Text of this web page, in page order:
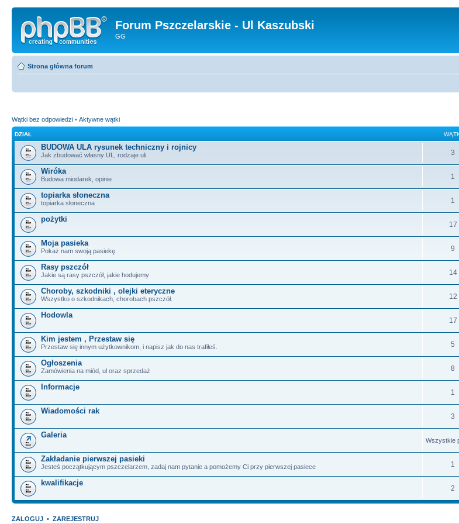
Forum Pszczelarskie - Ul Kaszubski
GG
Strona główna forum
Wątki bez odpowiedzi • Aktywne wątki
DZIAŁ
BUDOWA ULA rysunek techniczny i rojnicy
Jak zbudować własny UL, rodzaje uli 3
Wiróka
Budowa miodarek, opinie 1
topiarka słoneczna
topiarka słoneczna 1
pożytki
17
Moja pasieka
Pokaż nam swoją pasiekę. 9
Rasy pszczół
Jakie są rasy pszczół, jakie hodujemy 14
Choroby, szkodniki , olejki eteryczne
Wszystko o szkodnikach, chorobach pszczół. 12
Hodowla
17
Kim jestem , Przestaw się
Przestaw się innym użytkownikom, i napisz jak do nas trafiłeś. 5
Ogłoszenia
Zamówienia na miód, ul oraz sprzedaż 8
Informacje
1
Wiadomości rak
3
Galeria
Wszystkie
Zakładanie pierwszej pasieki
Jesteś początkującym pszczelarzem, zadaj nam pytanie a pomożemy Ci przy pierwszej pasiece 1
kwalifikacje
2
ZALOGUJ • ZAREJESTRUJ